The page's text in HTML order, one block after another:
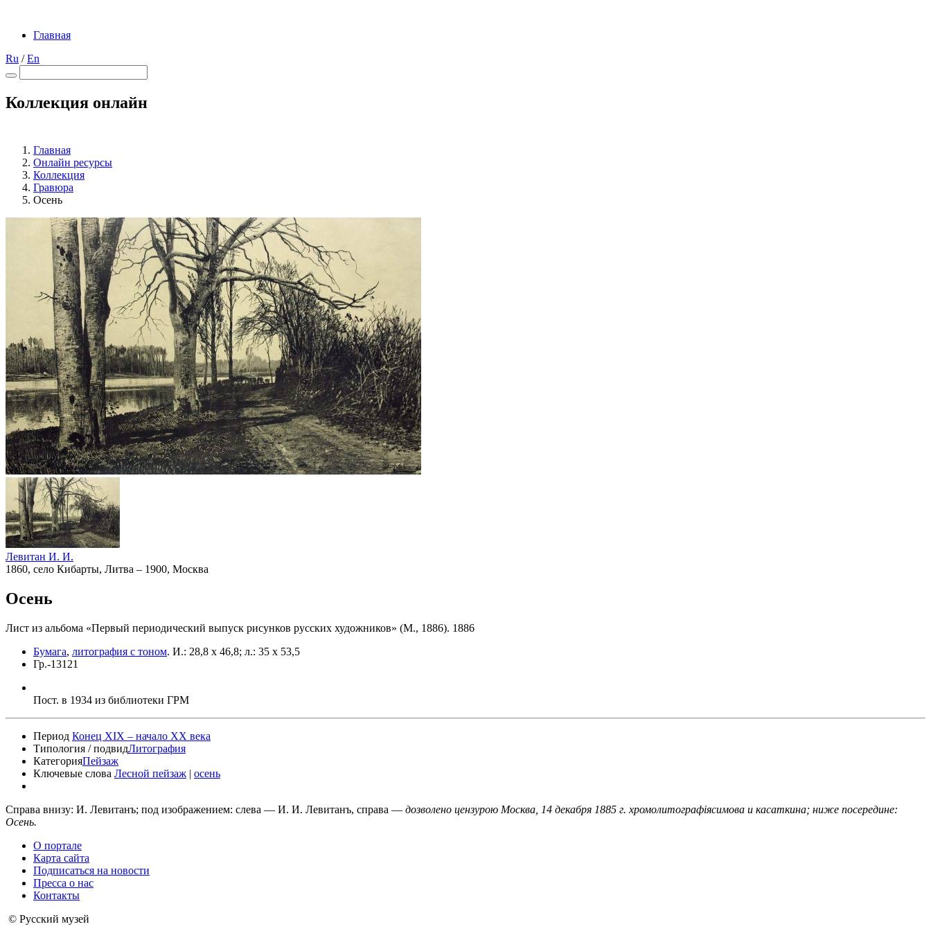
Главная
Ru /En
Коллекция онлайн
Главная
Онлайн ресурсы
Коллекция
Гравюра
Осень
Левитан И. И.
1860, село Кибарты, Литва – 1900, Москва
Осень
Лист из альбома «Первый периодический выпуск рисунков русских художников» (М., 1886). 1886
Бумага, литография с тоном. И.: 28,8 х 46,8; л.: 35 х 53,5
Гр.-13121
Пост. в 1934 из библиотеки ГРМ
Период Конец XIX – начало XX века
Типология / подвидЛитография
КатегорияПейзаж
Ключевые слова Лесной пейзаж | осень
Справа внизу: И. Левитанъ; под изображением: слева — И. И. Левитанъ, справа — дозволено цензурою Москва, 14 декабря 1885 г. хромолитографiясимова и касаткина; ниже посередине:
Осень.
О портале
Карта сайта
Подписаться на новости
Пресса о нас
Контакты
© Русский музей